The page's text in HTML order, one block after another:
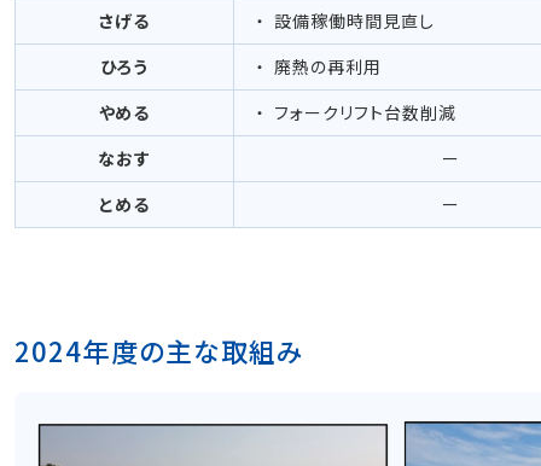
さげる
設備稼働時間見直し
ひろう
廃熱の再利用
やめる
フォークリフト台数削減
なおす
ー
とめる
ー
2024年度の主な取組み